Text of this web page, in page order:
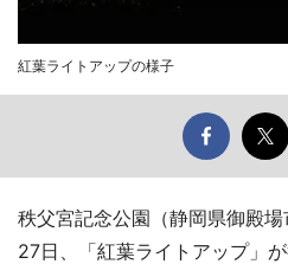
紅葉ライトアップの様子
秩父宮記念公園（静岡県御殿
27日、「紅葉ライトアップ」が